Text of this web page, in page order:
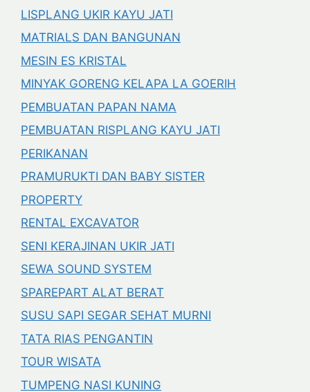
LISPLANG UKIR KAYU JATI
MATRIALS DAN BANGUNAN
MESIN ES KRISTAL
MINYAK GORENG KELAPA LA GOERIH
PEMBUATAN PAPAN NAMA
PEMBUATAN RISPLANG KAYU JATI
PERIKANAN
PRAMURUKTI DAN BABY SISTER
PROPERTY
RENTAL EXCAVATOR
SENI KERAJINAN UKIR JATI
SEWA SOUND SYSTEM
SPAREPART ALAT BERAT
SUSU SAPI SEGAR SEHAT MURNI
TATA RIAS PENGANTIN
TOUR WISATA
TUMPENG NASI KUNING